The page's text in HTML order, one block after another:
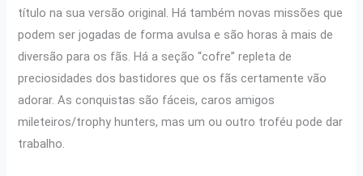
título na sua versão original. Há também novas missões que
podem ser jogadas de forma avulsa e são horas à mais de
diversão para os fãs. Há a seção “cofre” repleta de
preciosidades dos bastidores que os fãs certamente vão
adorar. As conquistas são fáceis, caros amigos
mileteiros/trophy hunters, mas um ou outro troféu pode dar
trabalho.